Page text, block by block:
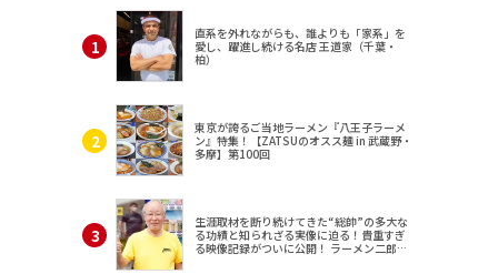
直系を外れながらも、誰よりも「家系」を
愛し、躍進し続ける名店 王道家（千葉・
柏）
東京が誇るご当地ラーメン『八王子ラーメ
ン』特集！【ZATSUのオスス麺 in 武蔵野・
多摩】第100回
生涯取材を断り続けてきた“総帥”の多大な
る功績と知られざる実像に迫る！貴重すぎ
る映像記録がついに公開！ ラーメン二郎